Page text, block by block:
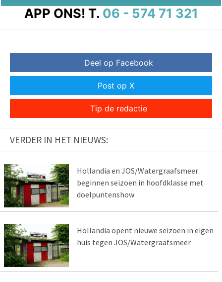
APP ONS! T. 06 - 574 71 321
Deel op Facebook
Post op X
Tip de redactie
VERDER IN HET NIEUWS:
Hollandia en JOS/Watergraafsmeer
beginnen seizoen in hoofdklasse met
doelpuntenshow
Hollandia opent nieuwe seizoen in eigen
huis tegen JOS/Watergraafsmeer